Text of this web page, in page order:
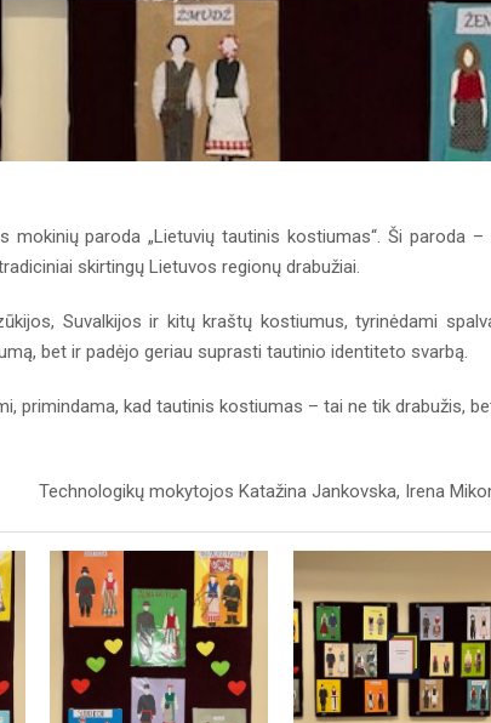
paroda „Lietuvių tautinis kostiumas“. Ši paroda –
skirtingų Lietuvos regionų drabužiai.
Suvalkijos ir kitų kraštų kostiumus, tyrinėdami
bet ir padėjo geriau suprasti tautinio identiteto svarbą.
primindama, kad tautinis kostiumas – tai ne tik drabužis,
Technologikų mokytojos Katažina Jankovska, Irena